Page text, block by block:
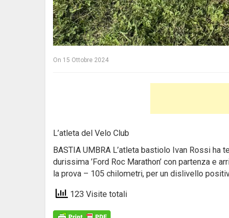
On 15 Ottobre 2024
L’atleta del Velo Club
BASTIA UMBRA L’atleta bastiolo Ivan Rossi
durissima ’Ford Roc Marathon’ con partenza e
la prova – 105 chilometri, per un dislivello
123 Visite totali